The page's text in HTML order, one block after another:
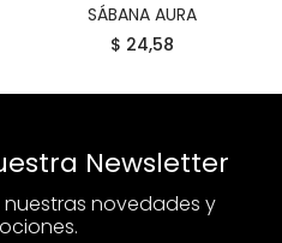
COMPRAR
SÁBANA AURA
$ 24,58
Newsletter
novedades y